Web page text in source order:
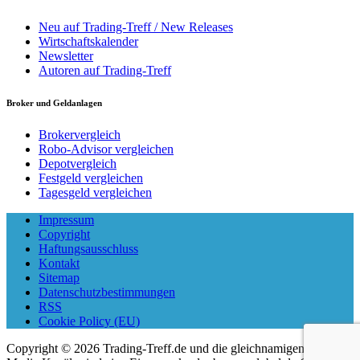
Neu auf Trading-Treff / New Releases
Wirtschaftskalender
Newsletter
Autoren auf Trading-Treff
Broker und Geldanlagen
Brokervergleich
Robo-Advisor vergleichen
Depotvergleich
Festgeld vergleichen
Tagesgeld vergleichen
Impressum
Copyright
Haftungsausschluss
Kontakt
Sitemap
Datenschutzbestimmungen
RSS
Cookie Policy (EU)
Copyright © 2026 Trading-Treff.de und die gleichnamigen Social